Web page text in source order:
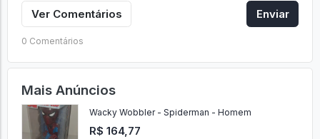
Ver Comentários Enviar
0 Comentários
Mais Anúncios
Wacky Wobbler - Spiderman - Homem
R$ 164,77